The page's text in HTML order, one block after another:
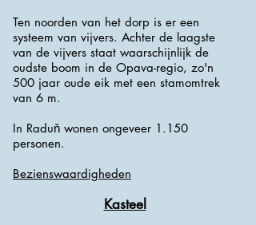
Ten noorden van het dorp is er een
systeem van vijvers. Achter de laagste
van de vijvers staat waarschijnlijk de
oudste boom in de Opava-regio, zo'n
500 jaar oude eik met een stamomtrek
van 6 m.
In Raduň wonen ongeveer 1.150
personen.
Bezienswaardigheden
Kasteel